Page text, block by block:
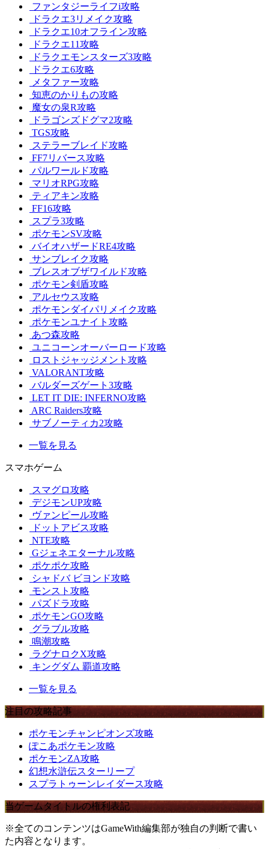
ファンタジーライフi攻略
ドラクエ3リメイク攻略
ドラクエ10オフライン攻略
ドラクエ11攻略
ドラクエモンスターズ3攻略
ドラクエ6攻略
メタファー攻略
知恵のかりもの攻略
魔女の泉R攻略
ドラゴンズドグマ2攻略
TGS攻略
ステラーブレイド攻略
FF7リバース攻略
パルワールド攻略
マリオRPG攻略
ティアキン攻略
FF16攻略
スプラ3攻略
ポケモンSV攻略
バイオハザードRE4攻略
サンブレイク攻略
ブレスオブザワイルド攻略
ポケモン剣盾攻略
アルセウス攻略
ポケモンダイパリメイク攻略
ポケモンユナイト攻略
あつ森攻略
ユニコーンオーバーロード攻略
ロストジャッジメント攻略
VALORANT攻略
バルダーズゲート3攻略
LET IT DIE: INFERNO攻略
ARC Raiders攻略
サブノーティカ2攻略
一覧を見る
スマホゲーム
スマグロ攻略
デジモンUP攻略
ヴァンピール攻略
ドットアビス攻略
NTE攻略
Gジェネエターナル攻略
ポケポケ攻略
シャドバ ビヨンド攻略
モンスト攻略
パズドラ攻略
ポケモンGO攻略
グラブル攻略
鳴潮攻略
ラグナロクX攻略
キングダム 覇道攻略
一覧を見る
注目の攻略記事
ポケモンチャンピオンズ攻略
ぽこあポケモン攻略
ポケモンZA攻略
幻想水滸伝スターリープ
スプラトゥーンレイダース攻略
当ゲームタイトルの権利表記
※全てのコンテンツはGameWith編集部が独自の判断で書い
た内容となります。